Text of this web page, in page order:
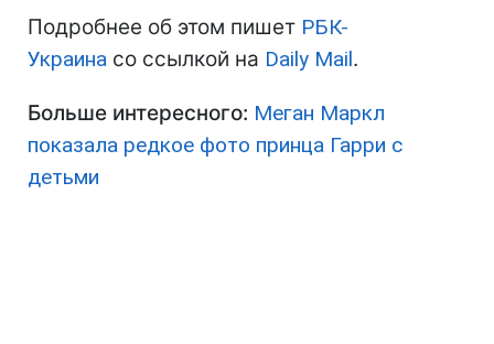
Подробнее об этом пишет РБК-
Украина со ссылкой на Daily Mail.
Больше интересного: Меган Маркл
показала редкое фото принца Гарри с
детьми